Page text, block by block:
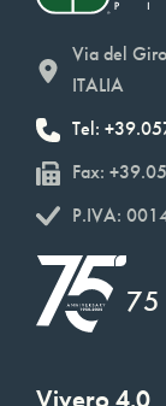
Via del
ITALIA
Tel:
Fax:
P.IVA:
75
Vivero 4.0